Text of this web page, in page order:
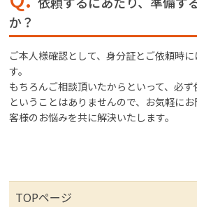
か？
ご本人様確認として、身分証とご依頼時
す。
もちろんご相談頂いたからといって、必
ということはありませんので、お気軽に
客様のお悩みを共に解決いたします。
TOPページ